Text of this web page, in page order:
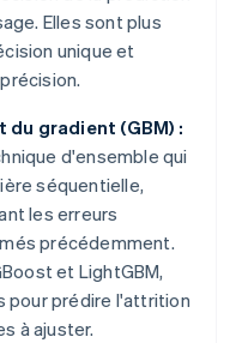
Elles sont plus
unique et
gradient (GBM) :
d'ensemble qui
séquentielle,
les erreurs
précédemment.
et LightGBM,
pour prédire l'attrition
à ajuster.